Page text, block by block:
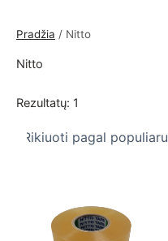
Pradžia / Nitto
Nitto
Rezultatų: 1